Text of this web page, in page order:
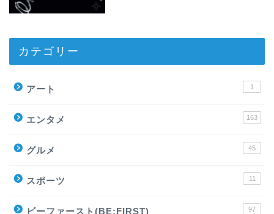
カテゴリー
アート 1
エンタメ 163
グルメ 45
スポーツ 11
ビーファースト(BE:FIRST) 97